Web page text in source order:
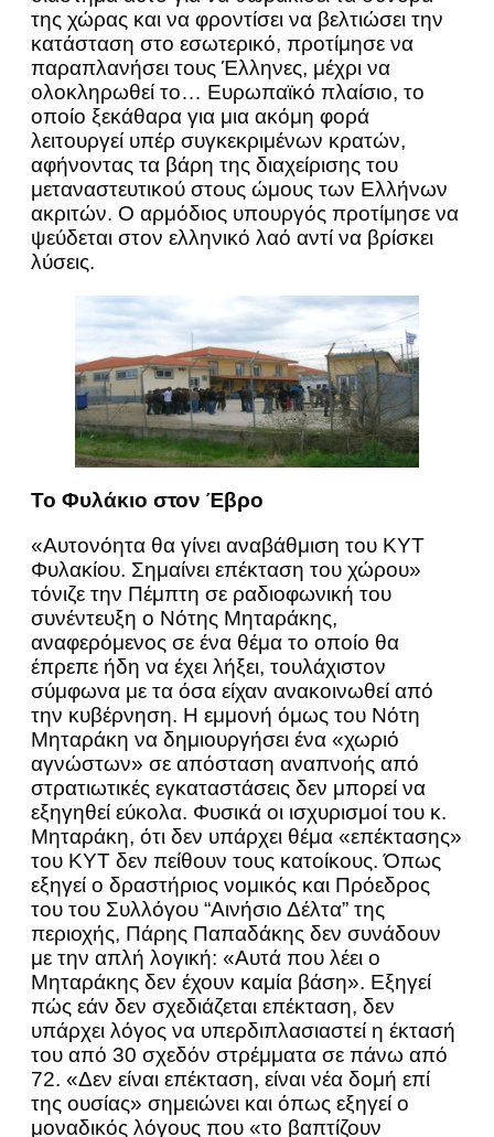
της χώρας και να φροντίσει να βελτιώσει την
κατάσταση στο εσωτερικό, προτίμησε να
παραπλανήσει τους Έλληνες, μέχρι να
ολοκληρωθεί το… Ευρωπαϊκό πλαίσιο, το
οποίο ξεκάθαρα για μια ακόμη φορά
λειτουργεί υπέρ συγκεκριμένων κρατών,
αφήνοντας τα βάρη της διαχείρισης του
μεταναστευτικού στους ώμους των Ελλήνων
ακριτών. Ο αρμόδιος υπουργός προτίμησε να
ψεύδεται στον ελληνικό λαό αντί να βρίσκει
λύσεις.
Το Φυλάκιο στον Έβρο
«Αυτονόητα θα γίνει αναβάθμιση του ΚΥΤ
Φυλακίου. Σημαίνει επέκταση του χώρου»
τόνιζε την Πέμπτη σε ραδιοφωνική του
συνέντευξη ο Νότης Μηταράκης,
αναφερόμενος σε ένα θέμα το οποίο θα
έπρεπε ήδη να έχει λήξει, τουλάχιστον
σύμφωνα με τα όσα είχαν ανακοινωθεί από
την κυβέρνηση. Η εμμονή όμως του Νότη
Μηταράκη να δημιουργήσει ένα «χωριό
αγνώστων» σε απόσταση αναπνοής από
στρατιωτικές εγκαταστάσεις δεν μπορεί να
εξηγηθεί εύκολα. Φυσικά οι ισχυρισμοί του κ.
Μηταράκη, ότι δεν υπάρχει θέμα «επέκτασης»
του ΚΥΤ δεν πείθουν τους κατοίκους. Όπως
εξηγεί ο δραστήριος νομικός και Πρόεδρος
του του Συλλόγου “Αινήσιο Δέλτα” της
περιοχής, Πάρης Παπαδάκης δεν συνάδουν
με την απλή λογική: «Αυτά που λέει ο
Μηταράκης δεν έχουν καμία βάση». Εξηγεί
πώς εάν δεν σχεδιάζεται επέκταση, δεν
υπάρχει λόγος να υπερδιπλασιαστεί η έκτασή
του από 30 σχεδόν στρέμματα σε πάνω από
72. «Δεν είναι επέκταση, είναι νέα δομή επί
της ουσίας» σημειώνει και όπως εξηγεί ο
μοναδικός λόγους που «το βαπτίζουν